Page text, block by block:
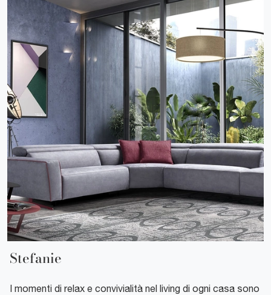
Stefanie
I momenti di relax e convivialità nel living di ogni casa sono